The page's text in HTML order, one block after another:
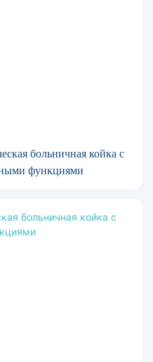
больничная койка с
функциями